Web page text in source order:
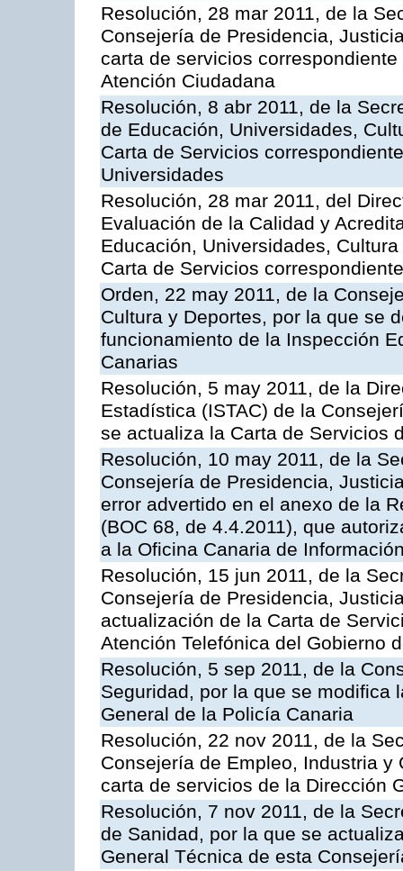
Resolución, 28 mar 2011, de la
Consejería de Presidencia,
carta de servicios
Atención Ciudadana
Resolución, 8 abr 2011, de la
de Educación, Universidades,
Carta de Servicios
Universidades
Resolución, 28 mar 2011, del
Evaluación de la Calidad y
Educación, Universidades,
Carta de Servicios
Orden, 22 may 2011, de la
Cultura y Deportes, por la que se
funcionamiento de la Inspección
Canarias
Resolución, 5 may 2011, de la
Estadística (ISTAC) de la
se actualiza la Carta de Servicios
Resolución, 10 may 2011, de la
Consejería de Presidencia,
error advertido en el anexo de la
(BOC 68, de 4.4.2011), que
a la Oficina Canaria de
Resolución, 15 jun 2011, de la
Consejería de Presidencia,
actualización de la Carta de
Atención Telefónica del Gobierno
Resolución, 5 sep 2011, de la
Seguridad, por la que se modifica
General de la Policía Canaria
Resolución, 22 nov 2011, de la
Consejería de Empleo, Industria
carta de servicios de la Dirección
Resolución, 7 nov 2011, de la
de Sanidad, por la que se
General Técnica de esta